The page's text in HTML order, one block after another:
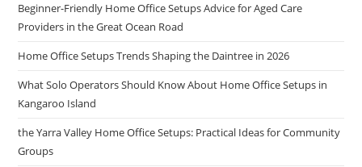
Beginner-Friendly Home Office Setups Advice for Aged Care
Providers in the Great Ocean Road
Home Office Setups Trends Shaping the Daintree in 2026
What Solo Operators Should Know About Home Office Setups in
Kangaroo Island
the Yarra Valley Home Office Setups: Practical Ideas for Community
Groups